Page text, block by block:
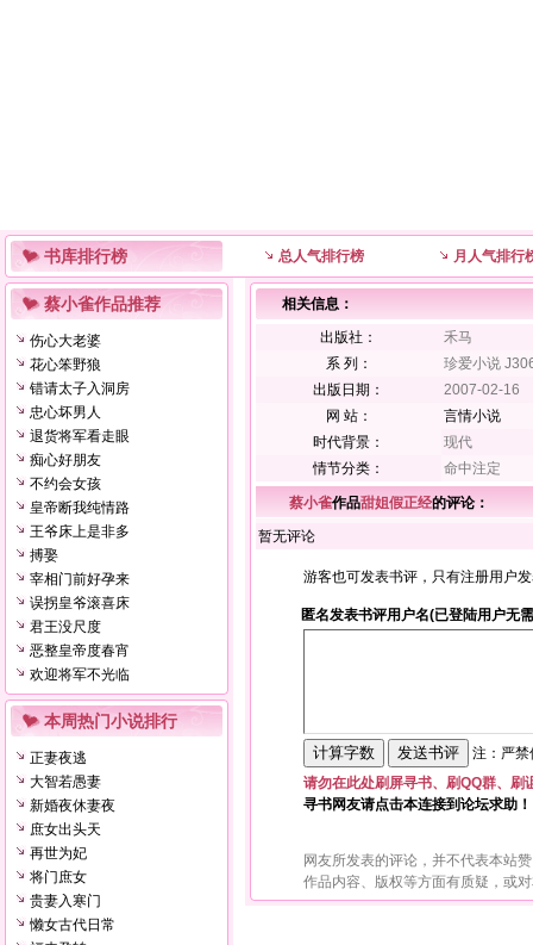
书库排行榜 总人气排行榜 月人气排行
蔡小雀作品推荐
伤心大老婆
花心笨野狼
错请太子入洞房
忠心坏男人
退货将军看走眼
痴心好朋友
不约会女孩
皇帝断我纯情路
王爷床上是非多
搏娶
宰相门前好孕来
误拐皇爷滚喜床
君王没尺度
恶整皇帝度春宵
欢迎将军不光临
本周热门小说排行
正妻夜逃
大智若愚妻
新婚夜休妻夜
庶女出头天
再世为妃
将门庶女
贵妻入寒门
懒女古代日常
相关信息：
出版社：
禾马
系 列：
珍爱小说
出版日期：
2007-02-16
网 站：
言情小说
时代背景：
现代
情节分类：
命中注定
蔡小雀作品甜姐假正经的评论：
暂无评论
游客也可发表书评，只有注册用户
匿名发表书评用户名(已登陆用户无
注：严
请勿在此处刷屏寻书、刷QQ群、刷
寻书网友请点击本连接到论坛求助！
网友所发表的评论，并不代表本站
作品内容、版权等方面有质疑，或